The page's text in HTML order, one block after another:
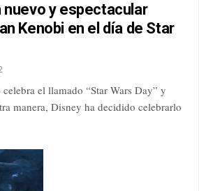
nuevo y espectacular
Kenobi en el día de Star
el llamado “Star Wars Day” y
manera, Disney ha decidido celebrarlo